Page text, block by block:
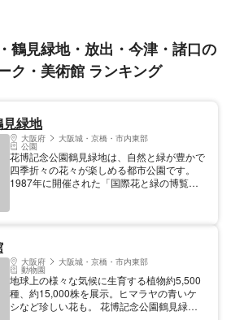
鶴見緑地・放出・今津・諸口の
ク・美術館 ランキング
緑地
大阪府 大阪城・京橋・市内東部
公園
花博記念公園鶴見緑地は、自然と緑が豊かで
四季折々の花々が楽しめる都市公園です。
1987年に開催された「国際花と緑の博覧
供しています。 特に、「咲くやこの花館」
では一年中、様々な花が咲き誇り、季節によ
って変わる花々は訪れるたびに異なる風景を
魅せてくれます。また、「山のエリア」で
は、豊かな自然に囲まれながらのピクニック
大阪府 大阪城・京橋・市内東部
動物園
地球上の様々な気候に生育する植物約5,500
種、約15,000株を展示。ヒマラヤの青いケ
シなど珍しい花も。 花博記念公園鶴見緑地